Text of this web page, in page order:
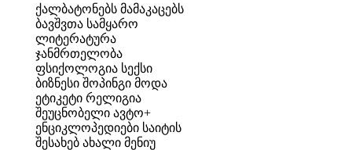
ქალბატონებს მამაკაცებს
ბავშვთა სამყარო
ლიტერატურა
ჯანმრთელობა
ფსიქოლოგია სექსი
ბიზნესი შოპინგი მოდა
ეტიკეტი რელიგია
შეუცნობელი ავტო+
ენციკლოპედიები საიტის
შესახებ ახალი მენიუ